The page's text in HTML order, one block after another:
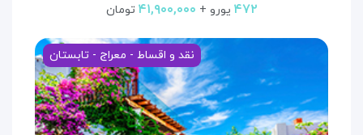
۴۷۲ یورو + ۴۱,۹۰۰,۰۰۰ تومان
نقد و اقساط - معراج - تابستان